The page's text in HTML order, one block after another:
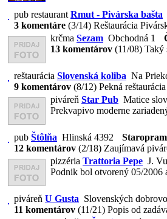
pub restaurant Rmut - Pivárska bašta
3 komentáre (3/14) Reštaurácia
krčma Sezam Obchodná 1
13 komentárov (11/08) Taký
reštaurácia Slovenská koliba Na
9 komentárov (8/12) Pekná
piváreň Star Pub Matice
Prekvapivo moderne
pub Štôlňa Hlinská 4392
12 komentárov (2/18) Zaujímavá
pizzéria Trattoria Pepe J.
Podnik bol otvorený 05/2006
piváreň U Gusta Slovenských
11 komentárov (11/21) Popis od